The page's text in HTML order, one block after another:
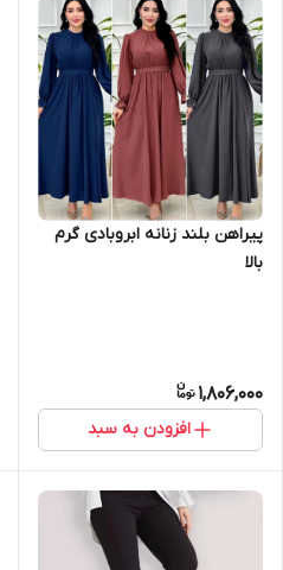
پیراهن بلند زنانه ابروبادی گرم
بالا
1,806,000
افزودن به سبد